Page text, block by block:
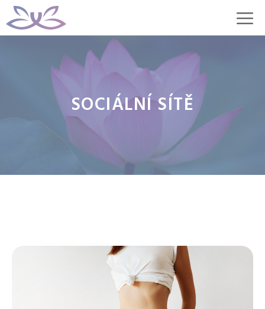
Přeskočit
na
SOCIÁLNÍ SÍTĚ